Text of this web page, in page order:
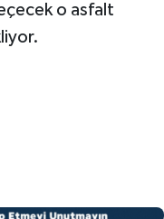
o asfalt